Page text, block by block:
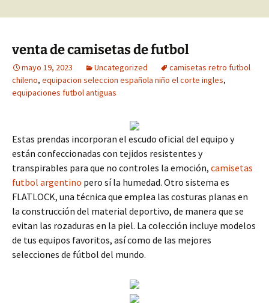
venta de camisetas de futbol
mayo 19, 2023 Uncategorized
camisetas retro futbol
chileno, equipacion seleccion española niño el corte ingles,
equipaciones futbol antiguas
Estas prendas incorporan el escudo oficial del equipo y
están confeccionadas con tejidos resistentes y
transpirables para que no controles la emoción, camisetas
futbol argentino pero sí la humedad. Otro sistema es
FLATLOCK, una técnica que emplea las costuras planas en
la construcción del material deportivo, de manera que se
evitan las rozaduras en la piel. La colección incluye modelos
de tus equipos favoritos, así como de las mejores
selecciones de fútbol del mundo.